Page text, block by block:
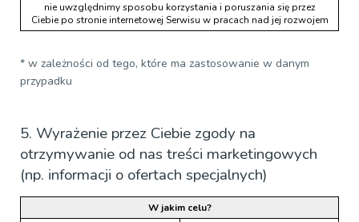
nie uwzględnimy sposobu korzystania i poruszania się przez
Ciebie po stronie internetowej Serwisu w pracach nad jej rozwojem
* w zależności od tego, które ma zastosowanie w danym
przypadku
5. Wyrażenie przez Ciebie zgody na
otrzymywanie od nas treści marketingowych
(np. informacji o ofertach specjalnych)
W jakim celu?